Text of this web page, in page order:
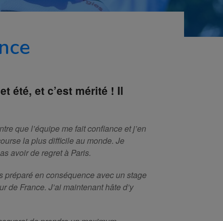
été, et c’est mérité ! Il
que l’équipe me fait confiance et j’en
la plus difficile au monde. Je
avoir de regret à Paris.
préparé en conséquence avec un stage
France. J’ai maintenant hâte d’y